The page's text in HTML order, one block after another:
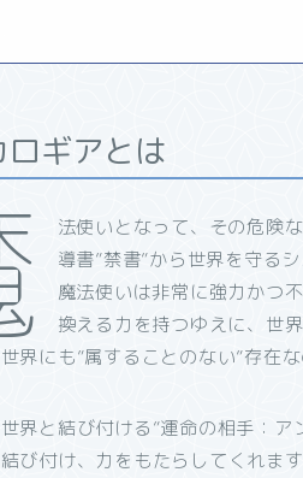
ロギアとは
法使いとなって、その危険
導書”禁書”から世界を守る
魔法使いは非常に強力かつ
換える力を持つゆえに、世
界にも”属することのない”存在
界と結び付ける”運命の相手：ア
び付け、力をもたらしてくれま